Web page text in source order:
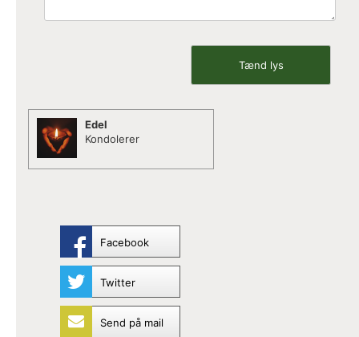
Facebook
Twitter
Send på mail
Edel
Kondolerer